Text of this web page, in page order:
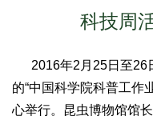
科技周
2016年2月25日至26
的“中国科学院科普工作
心举行。昆虫博物馆馆